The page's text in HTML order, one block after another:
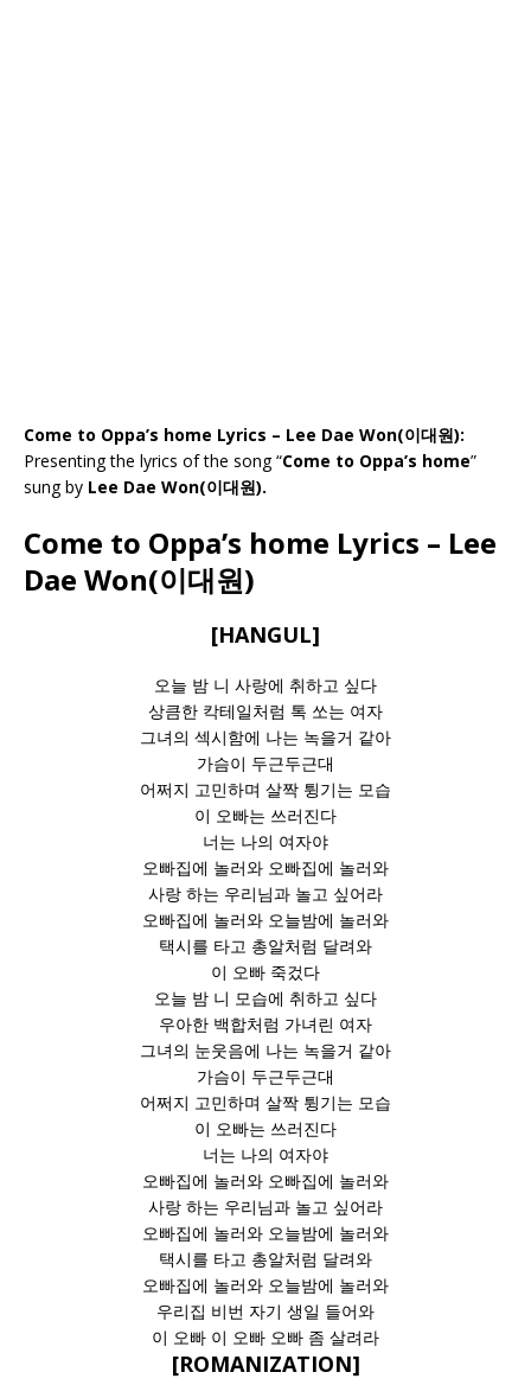
Come to Oppa’s home Lyrics – Lee Dae Won(이대원):
Presenting the lyrics of the song “Come to Oppa’s home”
sung by Lee Dae Won(이대원).
Come to Oppa’s home Lyrics – Lee
Dae Won(이대원)
[HANGUL]
오늘 밤 니 사랑에 취하고 싶다
상큼한 칵테일처럼 톡 쏘는 여자
그녀의 섹시함에 나는 녹을거 같아
가슴이 두근두근대
어쩌지 고민하며 살짝 튕기는 모습
이 오빠는 쓰러진다
너는 나의 여자야
오빠집에 놀러와 오빠집에 놀러와
사랑 하는 우리님과 놀고 싶어라
오빠집에 놀러와 오늘밤에 놀러와
택시를 타고 총알처럼 달려와
이 오빠 죽겄다
오늘 밤 니 모습에 취하고 싶다
우아한 백합처럼 가녀린 여자
그녀의 눈웃음에 나는 녹을거 같아
가슴이 두근두근대
어쩌지 고민하며 살짝 튕기는 모습
이 오빠는 쓰러진다
너는 나의 여자야
오빠집에 놀러와 오빠집에 놀러와
사랑 하는 우리님과 놀고 싶어라
오빠집에 놀러와 오늘밤에 놀러와
택시를 타고 총알처럼 달려와
오빠집에 놀러와 오늘밤에 놀러와
우리집 비번 자기 생일 들어와
이 오빠 이 오빠 오빠 좀 살려라
[ROMANIZATION]